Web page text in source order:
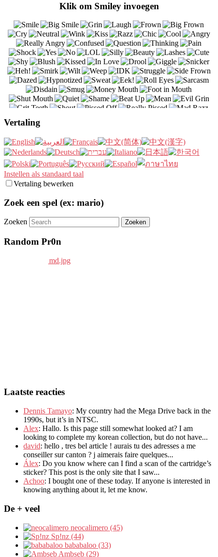
Klik om Smiley invoegen
Vertaling
Instellen als standaard taal
Vertaling bewerken
Zoek een spel (ex: mario)
Zoeken
Random Pr0n
Laatste reacties
Dennis Tamayo: My country had the Mega Drive back in the
1990s, but it’s in NTSC.
Alex: Hallo. Is this page still somewhat looked at? I am
looking to complete my korean collection, but do not have...
david: hello , tres bel article ! aurais tu des adresses a me
conseiller sur canton ? j aimerais faire quelques...
Álex: Do you know where can I find a scan of the cartridge’s
sticker? This post is the only site that I saw...
Achoo: I bought one of these today. If anyone is interested in
knowing anything about it, let me know.
De + veel
neocalimero (45)
Sp!nz (44)
bababaloo (33)
Ambseb (29)